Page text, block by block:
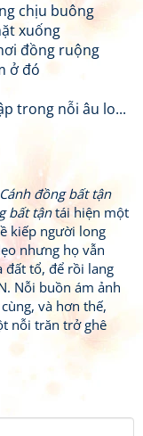
chịu buông
xuống
đồng ruộng
ở đó
trong nỗi âu lo...
Cánh đồng bất tận
bất tậntái hiện một
kiếp người long
nhưng họ vẫn
đất tổ, để rồi lang
Nỗi buồn ám ảnh
và hơn thế,
nỗi trăn trở ghê